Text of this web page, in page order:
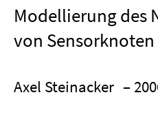
Modellierung des
von Sensorknoten
Axel Steinacker –